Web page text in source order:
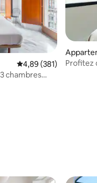
: 4,94 sur 5
Évaluation moyenne
4,89 (381)
chambres
Profitez